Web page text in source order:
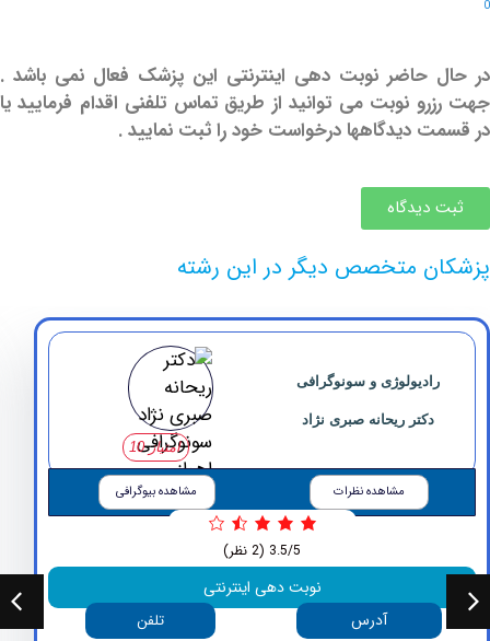
حاضر نوبت دهی اینترنتی این پزشک فعال نمی باشد .
نوبت می توانید از طریق تماس تلفنی اقدام فرمایید یا
دیدگاهها درخواست خود را ثبت نمایید .
متخصص دیگر در این رشته
و سونوگرافی
دکتر ‏ریحانه ‏صبری ‏نژاد
امتیاز 10
مشاهده نظرات مشاهده بیوگرافی
نوبت دهی اینترنتی
آدرس
تلفن